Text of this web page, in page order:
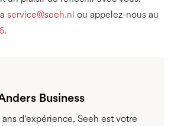
service@seeh.nl ou appelez-nous au
.
Business
d'expérience, Seeh est votre